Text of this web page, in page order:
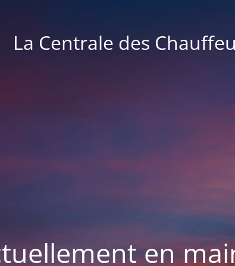
La Centrale des
en